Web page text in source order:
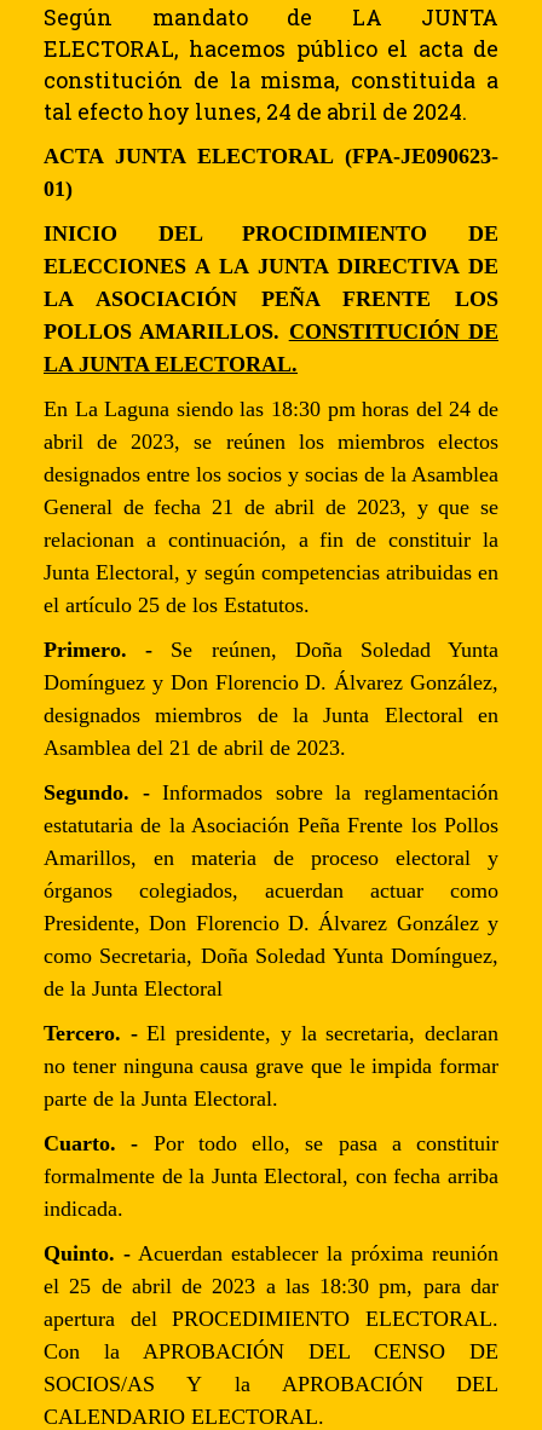
Según mandato de LA JUNTA
ELECTORAL, hacemos público el acta de
constitución de la misma, constituida a
tal efecto hoy lunes, 24 de abril de 2024.
ACTA JUNTA ELECTORAL (FPA-JE090623-
01)
INICIO DEL PROCIDIMIENTO DE
ELECCIONES A LA JUNTA DIRECTIVA DE
LA ASOCIACIÓN PEÑA FRENTE LOS
POLLOS AMARILLOS. CONSTITUCIÓN DE
LA JUNTA ELECTORAL.
En La Laguna siendo las 18:30 pm horas del 24 de
abril de 2023, se reúnen los miembros electos
designados entre los socios y socias de la Asamblea
General de fecha 21 de abril de 2023, y que se
relacionan a continuación, a fin de constituir la
Junta Electoral, y según competencias atribuidas en
el artículo 25 de los Estatutos.
Primero. - Se reúnen, Doña Soledad Yunta
Domínguez y Don Florencio D. Álvarez González,
designados miembros de la Junta Electoral en
Asamblea del 21 de abril de 2023.
Segundo. -Informados sobre la reglamentación
estatutaria de la Asociación Peña Frente los Pollos
Amarillos, en materia de proceso electoral y
órganos colegiados, acuerdan actuar como
Presidente, Don Florencio D. Álvarez González y
como Secretaria, Doña Soledad Yunta Domínguez,
de la Junta Electoral
Tercero. -El presidente, y la secretaria, declaran
no tener ninguna causa grave que le impida formar
parte de la Junta Electoral.
Cuarto. - Por todo ello, se pasa a constituir
formalmente de la Junta Electoral, con fecha arriba
indicada.
Quinto. - Acuerdan establecer la próxima reunión
el 25 de abril de 2023 a las 18:30 pm, para dar
apertura del PROCEDIMIENTO ELECTORAL.
Con la APROBACIÓN DEL CENSO DE
SOCIOS/AS Y la APROBACIÓN DEL
CALENDARIO ELECTORAL.